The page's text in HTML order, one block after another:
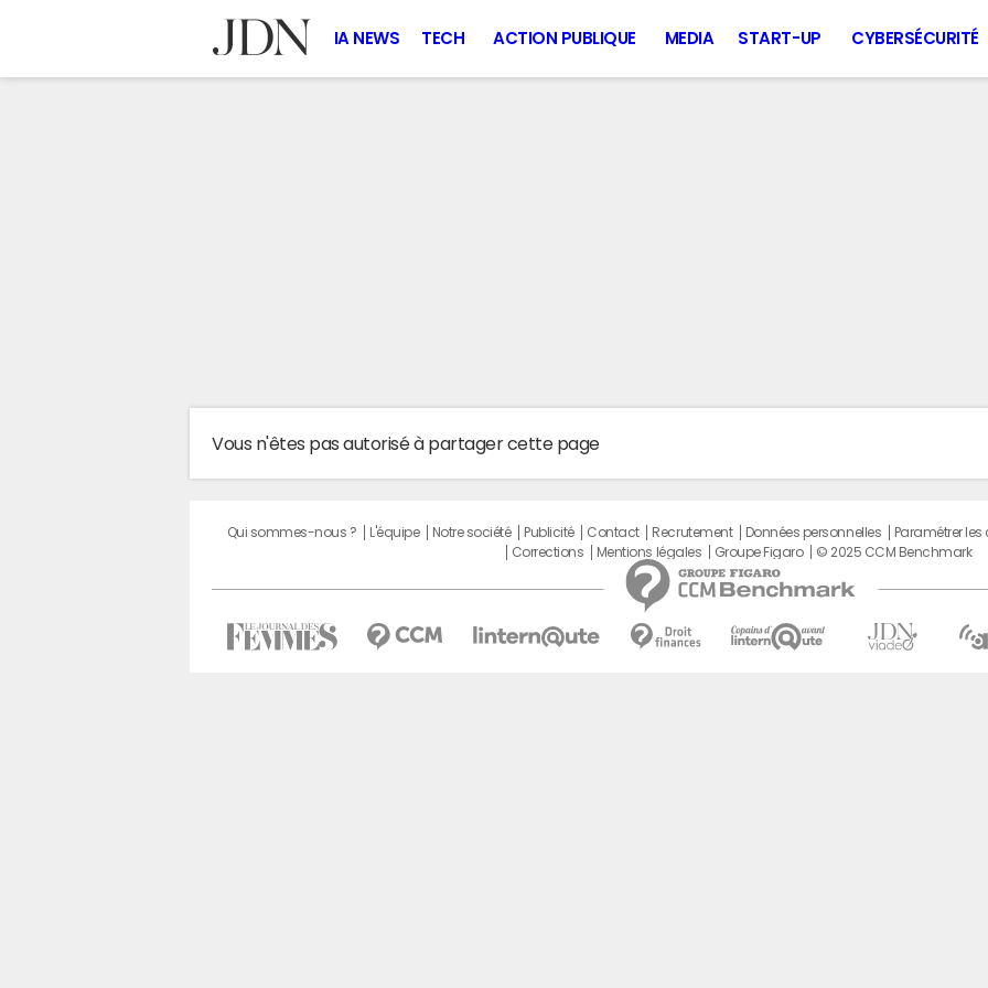
IA NEWS TECH ACTION PUBLIQUE MEDIA START-UP CYBERSÉCURITÉ
Vous n'êtes pas autorisé à partager cette page
Qui sommes-nous ? L'équipe Notre société Publicité Contact Recrutement Données personnelles Paramétrer les
Corrections
Mentions légales Groupe Figaro © 2025 CCM Benchmark